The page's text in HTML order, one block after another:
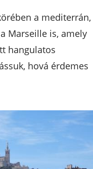
a mediterrán,
Marseille is, amely
hangulatos
hová érdemes